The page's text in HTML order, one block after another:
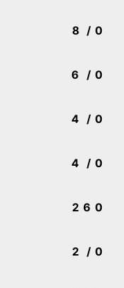
8 / 0
6 / 0
4 / 0
4 / 0
2 6 0
2 / 0